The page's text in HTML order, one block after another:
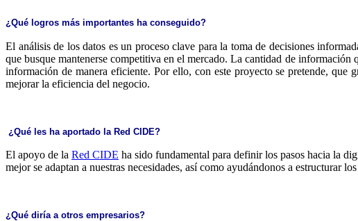
¿Qué logros más importantes ha conseguido?
El análisis de los datos es un proceso clave para la toma de decisiones
que busque mantenerse competitiva en el mercado. La cantidad de información
información de manera eficiente. Por ello, con este proyecto se pretende, que
mejorar la eficiencia del negocio.
¿Qué les ha aportado la Red CIDE?
El apoyo de la Red CIDE ha sido fundamental para definir los pasos hacia la
mejor se adaptan a nuestras necesidades, así como ayudándonos a estructurar
¿Qué diría a otros empresarios?